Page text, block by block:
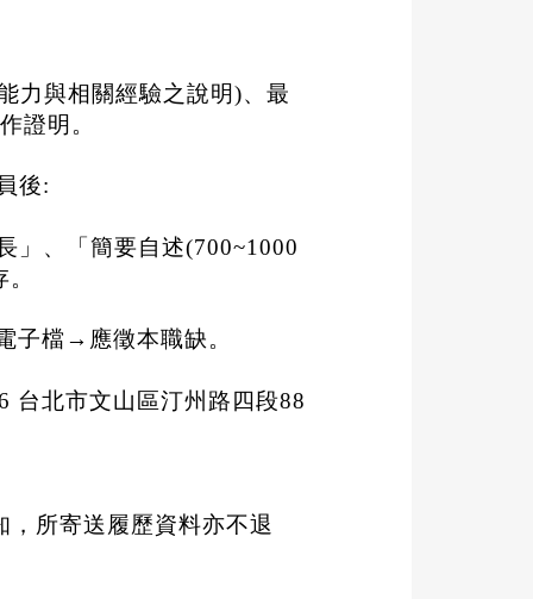
力與相關經驗之說明)、最
證明。
後:
」、「簡要自述(700~1000
子檔 → 應徵本職缺。
台北市文山區汀州路四段88
所寄送履歷資料亦不退